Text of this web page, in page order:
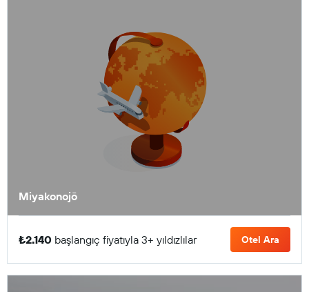
Miyakonojō
₺2.140 başlangıç fiyatıyla 3+ yıldızlılar Otel Ara